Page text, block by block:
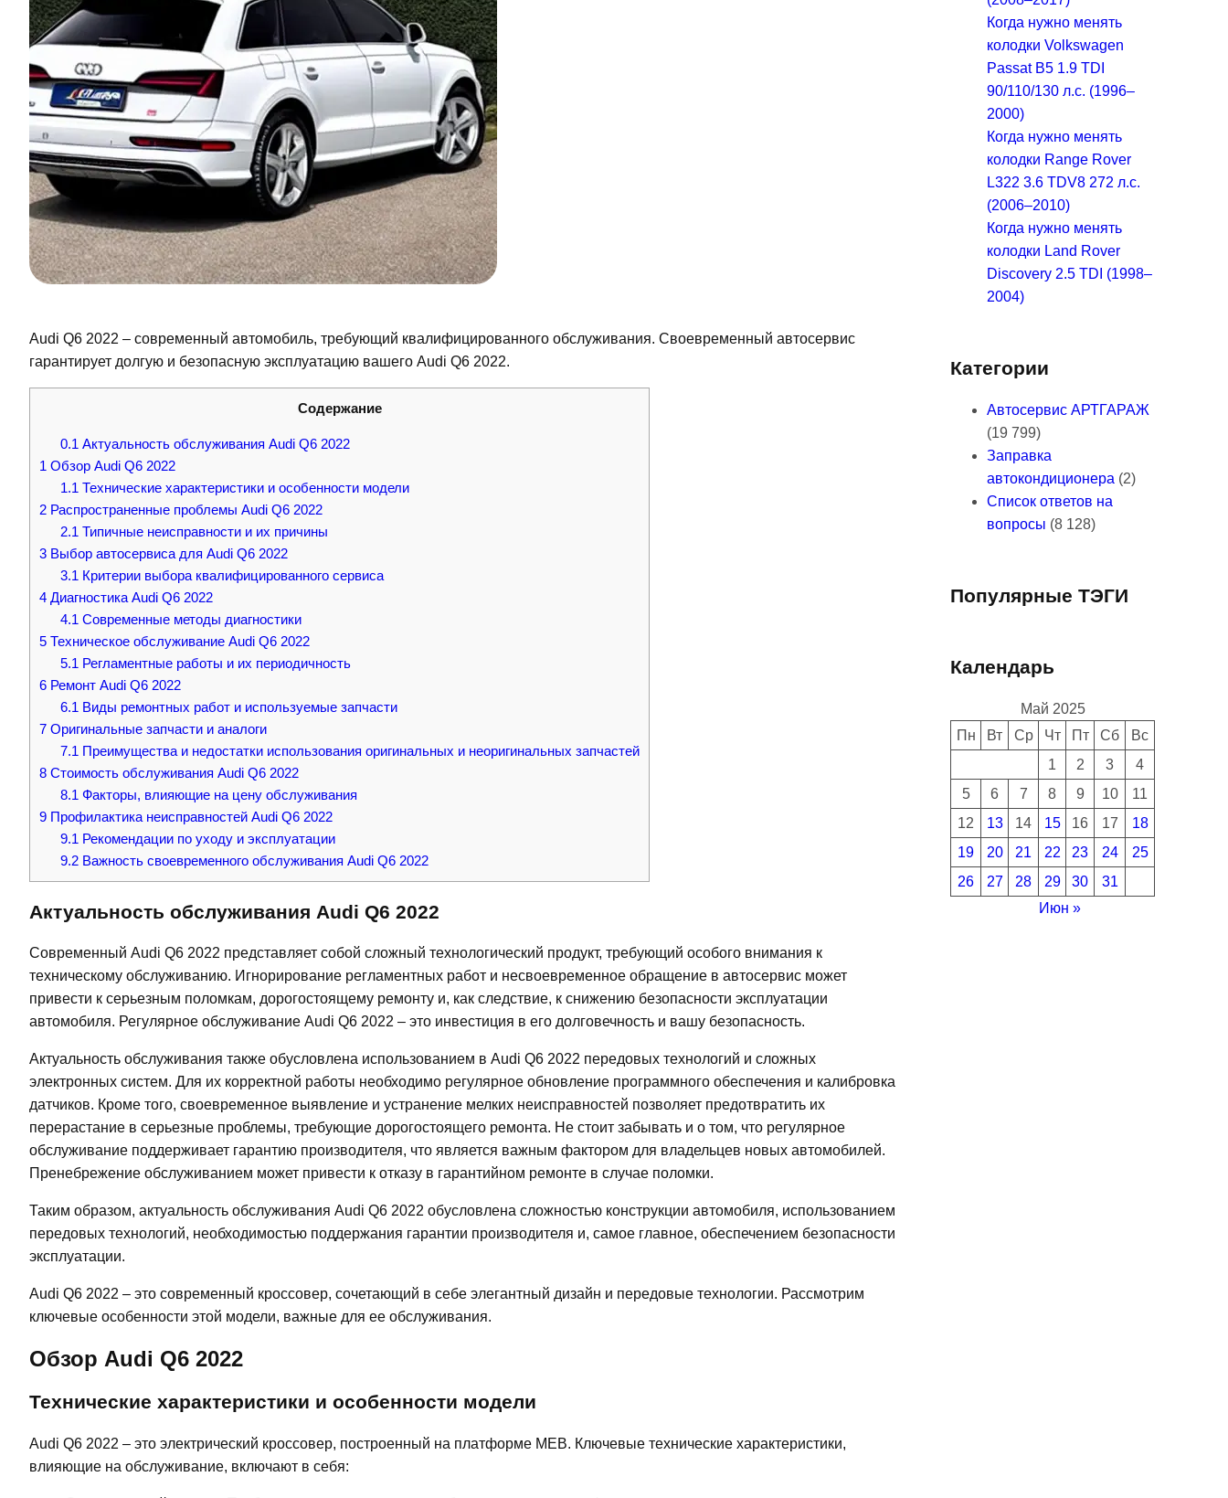
Audi Q6 2022 – современный автомобиль, требующий квалифицированного обслуживания. Своевременный автосервис
гарантирует долгую и безопасную эксплуатацию вашего Audi Q6 2022.
Содержание
0.1 Актуальность обслуживания Audi Q6 2022
1 Обзор Audi Q6 2022
1.1 Технические характеристики и особенности модели
2 Распространенные проблемы Audi Q6 2022
2.1 Типичные неисправности и их причины
3 Выбор автосервиса для Audi Q6 2022
3.1 Критерии выбора квалифицированного сервиса
4 Диагностика Audi Q6 2022
4.1 Современные методы диагностики
5 Техническое обслуживание Audi Q6 2022
5.1 Регламентные работы и их периодичность
6 Ремонт Audi Q6 2022
6.1 Виды ремонтных работ и используемые запчасти
7 Оригинальные запчасти и аналоги
7.1 Преимущества и недостатки использования оригинальных и неоригинальных запчастей
8 Стоимость обслуживания Audi Q6 2022
8.1 Факторы, влияющие на цену обслуживания
9 Профилактика неисправностей Audi Q6 2022
9.1 Рекомендации по уходу и эксплуатации
9.2Важность своевременного обслуживания Audi Q6 2022
Актуальность обслуживания Audi Q6 2022
Современный Audi Q6 2022 представляет собой сложный технологический продукт, требующий особого внимания к
техническому обслуживанию. Игнорирование регламентных работ и несвоевременное обращение в автосервис может
привести к серьезным поломкам, дорогостоящему ремонту и, как следствие, к снижению безопасности эксплуатации
автомобиля. Регулярное обслуживание Audi Q6 2022 – это инвестиция в его долговечность и вашу безопасность.
Актуальность обслуживания также обусловлена использованием в Audi Q6 2022 передовых технологий и сложных
электронных систем. Для их корректной работы необходимо регулярное обновление программного обеспечения и калибровка
датчиков. Кроме того, своевременное выявление и устранение мелких неисправностей позволяет предотвратить их
перерастание в серьезные проблемы, требующие дорогостоящего ремонта. Не стоит забывать и о том, что регулярное
обслуживание поддерживает гарантию производителя, что является важным фактором для владельцев новых автомобилей.
Пренебрежение обслуживанием может привести к отказу в гарантийном ремонте в случае поломки.
Таким образом, актуальность обслуживания Audi Q6 2022 обусловлена сложностью конструкции автомобиля, использованием
передовых технологий, необходимостью поддержания гарантии производителя и, самое главное, обеспечением безопасности
эксплуатации.
Audi Q6 2022 – это современный кроссовер, сочетающий в себе элегантный дизайн и передовые технологии. Рассмотрим
ключевые особенности этой модели, важные для ее обслуживания.
Обзор Audi Q6 2022
Технические характеристики и особенности модели
Audi Q6 2022 – это электрический кроссовер, построенный на платформе MEB. Ключевые технические характеристики,
влияющие на обслуживание, включают в себя:
Когда нужно менять
колодки Volkswagen
Passat B5 1.9 TDI
90/110/130 л.с. (1996–
2000)
Когда нужно менять
колодки Range Rover
L322 3.6 TDV8 272 л.с.
(2006–2010)
Когда нужно менять
колодки Land Rover
Discovery 2.5 TDI (1998–
2004)
Категории
Автосервис АРТГАРАЖ
(19 799)
Заправка
автокондиционера (2)
Список ответов на
вопросы (8 128)
Популярные ТЭГИ
Календарь
Май 2025
Пн
Вт Ср Чт Пт Сб
Вс
1
2 3
4
5
6 7 8 9 10
11
12
13 14 15 16 17
18
19
20 21 22 23 24
25
26
27 28 29 30
31
Июн »